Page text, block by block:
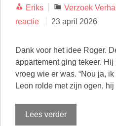
Eriks Categorieën
Verzoek
reactie
23 april 2026
Dank voor het idee Roger.
appartement ging tekeer.
vroeg wie er was. “Nou ja,
Leon rolde met zijn ogen,
Lees verder